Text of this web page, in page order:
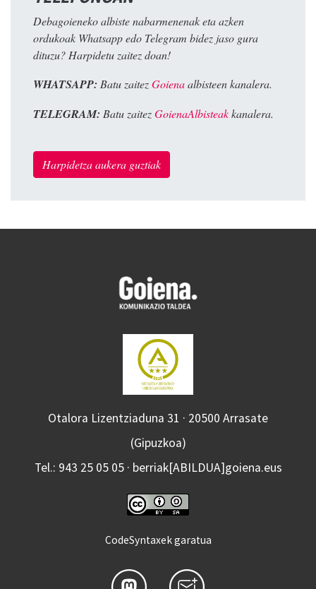
Debagoieneko albiste nabarmenenak eta azken
ordukoak Whatsapp edo Telegram bidez jaso gura
dituzu? Harpidetu zaitez doan!
WHATSAPP: Batu zaitezGoienaalbisteen kanalera.
TELEGRAM: Batu zaitezGoienaAlbisteakkanalera.
Harpidetza aukera guztiak
Otalora Lizentziaduna 31 · 20500 Arrasate
(Gipuzkoa)
Tel.: 943 25 05 05 · berriak[ABILDUA]goiena.eus
CodeSyntaxek garatua